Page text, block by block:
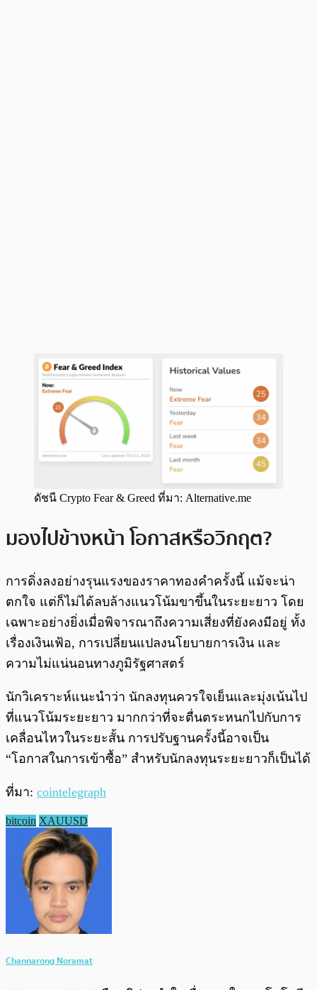
ดัชนี Crypto Fear & Greed ที่มา: Alternative.me
มองไปข้างหน้า โอกาสหรือวิกฤต?
การดิ่งลงอย่างรุนแรงของราคาทองคำครั้งนี้ แม้จะน่า
ตกใจ แต่ก็ไม่ได้ลบล้างแนวโน้มขาขึ้นในระยะยาว โดย
เฉพาะอย่างยิ่งเมื่อพิจารณาถึงความเสี่ยงที่ยังคงมีอยู่ ทั้ง
เรื่องเงินเฟ้อ, การเปลี่ยนแปลงนโยบายการเงิน และ
ความไม่แน่นอนทางภูมิรัฐศาสตร์
นักวิเคราะห์แนะนำว่า นักลงทุนควรใจเย็นและมุ่งเน้นไป
ที่แนวโน้มระยะยาว มากกว่าที่จะตื่นตระหนกไปกับการ
เคลื่อนไหวในระยะสั้น การปรับฐานครั้งนี้อาจเป็น
“โอกาสในการเข้าซื้อ” สำหรับนักลงทุนระยะยาวก็เป็นได้
ที่มา: cointelegraph
bitcoin XAUUSD
Channarong Noramat